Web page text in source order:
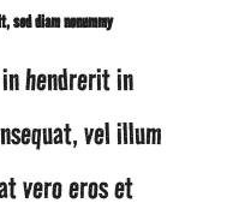
sed diam nonummy
hendrerit in
vel illum
vero eros et